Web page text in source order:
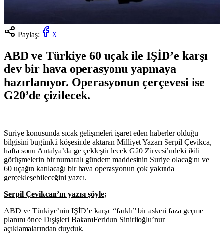
Paylaş: X
ABD ve Türkiye 60 uçak ile IŞİD’e karşı
dev bir hava operasyonu yapmaya
hazırlanıyor. Operasyonun çerçevesi ise
G20’de çizilecek.
Suriye konusunda sıcak gelişmeleri işaret eden haberler olduğu
bilgisini bugünkü köşesinde aktaran Milliyet Yazarı Serpil Çevikca,
hafta sonu Antalya’da gerçekleştirilecek G20 Zirvesi’ndeki ikili
görüşmelerin bir numaralı gündem maddesinin Suriye olacağını ve
60 uçağın katılacağı bir hava operasyonun çok yakında
gerçekleşebileceğini yazdı.
Serpil Çevikcan’ın yazısı şöyle;
ABD ve Türkiye’nin IŞİD’e karşı, “farklı” bir askeri faza geçme
planını önce Dışişleri BakanıFeridun Sinirlioğlu’nun
açıklamalarından duyduk.